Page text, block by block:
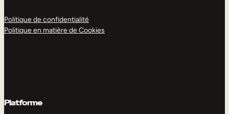
Politique de confidentialité
Politique en matière de Cookies
Platforme